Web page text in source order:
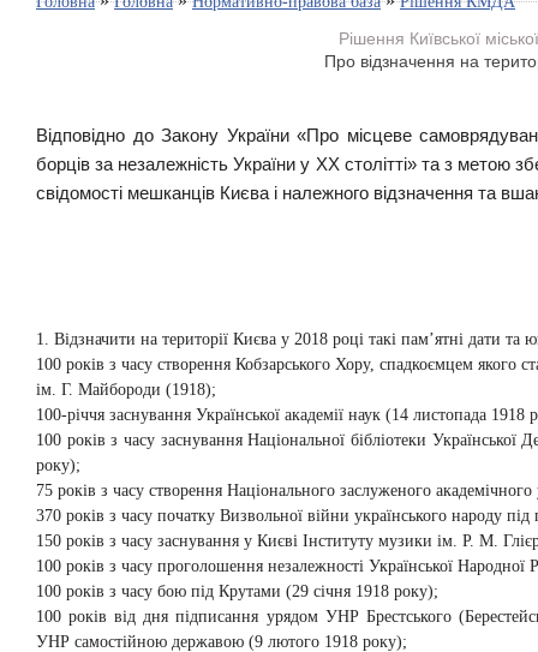
Рішення Київської
Про відзначення на
Відповідно до Закону України «Про місцеве
борців за незалежність України у XX столітті» та з метою
свідомості мешканців Києва і належного відзначення та
1. Відзначити на території Києва у 2018 році такі пам’ятні дати та
100 років з часу створення Кобзарського Хору, спадкоємцем якого
ім. Г. Майбороди (1918);
100-річчя заснування Української академії наук (14 листопада 1918
100 років з часу заснування Національної бібліотеки
року);
75 років з часу створення Національного заслуженого
370 років з часу початку Визвольної війни українського народу
150 років з часу заснування у Києві Інституту музики ім. P. M.
100 років з часу проголошення незалежності Української Народної
100 років з часу бою під Крутами (29 січня 1918 року);
100 років від дня підписання урядом УНР Брестського
УНР самостійною державою (9 лютого 1918 року);